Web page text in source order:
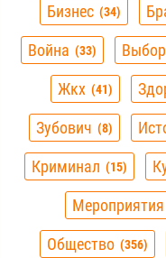
Бизнес 34
Война 33
Жкх 41
Зубович 8
Криминал 15
Мероприятия
Общество 356